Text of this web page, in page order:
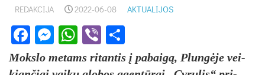
REDAKCIJA 2022-06-08 AKTUALIJOS
Facebook
Messenger
WhatsApp
Viber
Moks­lo me­tams ri­tan­tis į pa­baigą, Plungė­je vei­